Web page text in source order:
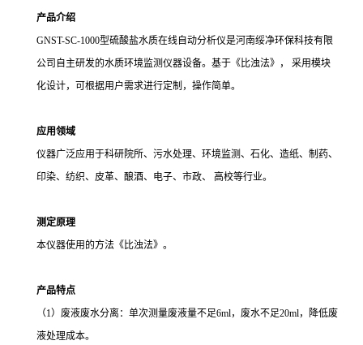
产品介绍
GNST-SC-1000型硫酸盐水质在线自动分析仪是河南绥净环保科技有限
公司自主研发的水质环境监测仪器设备。基于《比浊法》，
采用模块
化设计，可根据用户需求进行定制，操作简单。
应用领域
仪器广泛应用于科研院所、污水处理、环境监测、石化、造纸、制药、
印染、纺织、皮革、酿酒、电子、市政、
高校等行业。
测定原理
本仪器使用的方法《比浊法》。
产品特点
（1） 废液废水分离：单次测量废液量不足6ml，废水不足20ml，降低废
液处理成本。